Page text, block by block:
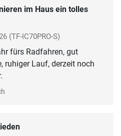
im Haus ein tolles
(TF-IC70PRO-S)
fürs Radfahren, gut
ruhiger Lauf, derzeit noch